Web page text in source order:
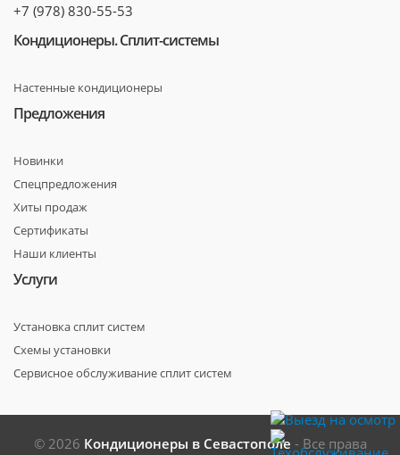
+7 (978) 830-55-53
Кондиционеры. Сплит-системы
Настенные кондиционеры
Предложения
Новинки
Спецпредложения
Хиты продаж
Сертификаты
Наши клиенты
Услуги
Установка сплит систем
Схемы установки
Сервисное обслуживание сплит систем
© 2026 Кондиционеры в Севастополе - Все права